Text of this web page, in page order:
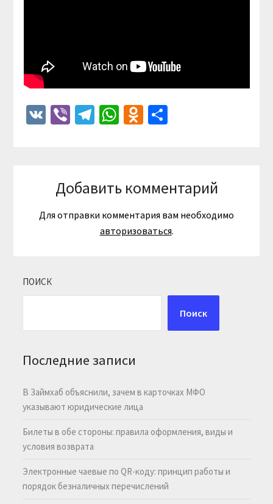
VKViberTelegram
WhatsApp
Odnoklassniki
Отправить
Добавить комментарий
Для отправки комментария вам необходимо
авторизоваться.
ПОИСК
Поиск
Последние записи
В Займхаб объяснили, зачем в карточках МФО
указывают юридические лица
Билеты в обе стороны: правила оформления, виды и
условия возврата
Электронные чаевые по QR-коду: принцип работы и
порядок безналичных перечислений